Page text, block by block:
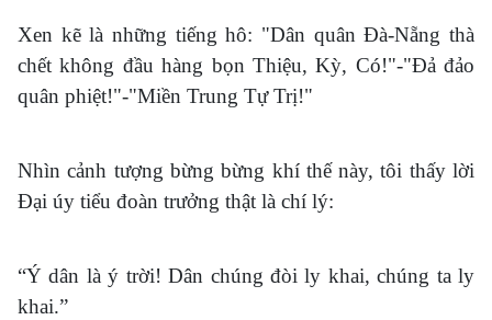
Xen kẽ là những tiếng hô: "Dân quân Đà-Nẵng thà
chết không đầu hàng bọn Thiệu, Kỳ, Có!"-"Đả đảo
quân phiệt!"-"Miền Trung Tự Trị!"
Nhìn cảnh tượng bừng bừng khí thế này, tôi thấy lời
Đại úy tiểu đoàn trưởng thật là chí lý:
“Ý dân là ý trời! Dân chúng đòi ly khai, chúng ta ly
khai.”